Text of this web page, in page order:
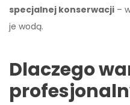
specjalnej konserwacji –
je wodą.
Dlaczego